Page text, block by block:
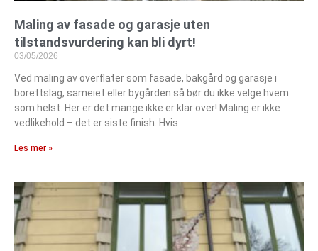
Maling av fasade og garasje uten
tilstandsvurdering kan bli dyrt!
03/05/2026
Ved maling av overflater som fasade, bakgård og garasje i
borettslag, sameiet eller bygården så bør du ikke velge hvem
som helst. Her er det mange ikke er klar over! Maling er ikke
vedlikehold – det er siste finish. Hvis
Les mer »